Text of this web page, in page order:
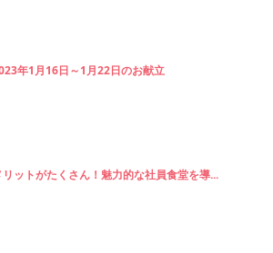
年1月16日～1月22日のお献立
リットがたくさん！魅力的な社員食堂を導...